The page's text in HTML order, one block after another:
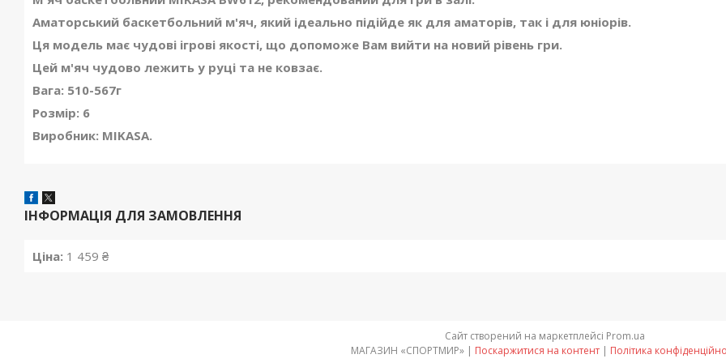
Аматорський баскетбольний м'яч, який ідеально підійде як для аматорів, так і для юніорів.
Ця модель має чудові ігрові якості, що допоможе Вам вийти на новий рівень гри.
Цей м'яч чудово лежить у руці та не ковзає.
Вага: 510-567г
Розмір: 6
Виробник: MIKASA.
ІНФОРМАЦІЯ ДЛЯ ЗАМОВЛЕННЯ
Ціна: 1 459 ₴
Сайт створений на маркетплейсі Prom.ua
Поскаржитися на контент Політика